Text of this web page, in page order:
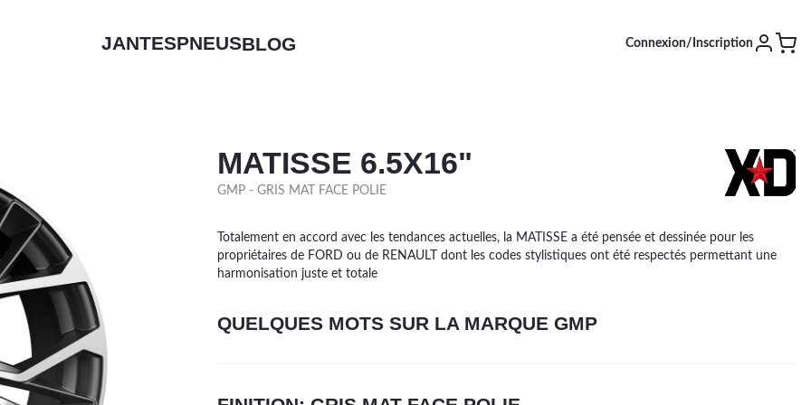
JANTES
RACING
FINITIONS
NOIR BRILLANT
Face polie Noir
ARGENT
Brillant Noir
PNEUS
TYPE
4X4
SAISON [EN COURS]
BLOG Connexion/Inscription
MATISSE 6.5X16"
GMP - GRIS MAT FACE POLIE
Totalement en accord avec les tendances actuelles, la MATISSE a été pensée et dessinée pour les
propriétaires de FORD ou de RENAULT dont les codes stylistiques ont été respectés permettant une
harmonisation juste et totale
QUELQUES MOTS SUR LA MARQUE GMP